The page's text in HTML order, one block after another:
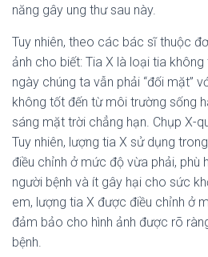
năng gây ung thư sau này.
Tuy nhiên, theo các bác sĩ thuộc
ảnh cho biết: Tia X là loại tia
ngày chúng ta vẫn phải “đối mặt”
không tốt đến từ môi trường sống
sáng mặt trời chẳng hạn. Chụp X-
Tuy nhiên, lượng tia X sử dụng
điều chỉnh ở mức độ vừa phải, phù
người bệnh và ít gây hại cho sức
em, lượng tia X được điều chỉnh ở
đảm bảo cho hình ảnh được rõ
bệnh.